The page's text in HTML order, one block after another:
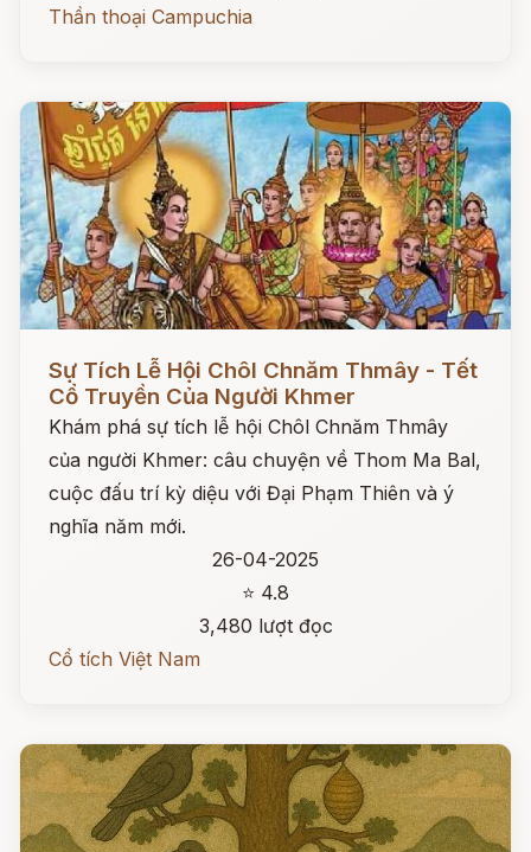
Thần thoại Campuchia
Sự Tích Lễ Hội Chôl Chnăm Thmây - Tết
Cổ Truyền Của Người Khmer
Khám phá sự tích lễ hội Chôl Chnăm Thmây
của người Khmer: câu chuyện về Thom Ma Bal,
cuộc đấu trí kỳ diệu với Đại Phạm Thiên và ý
nghĩa năm mới.
26-04-2025
⭐ 4.8
3,480 lượt đọc
Cổ tích Việt Nam